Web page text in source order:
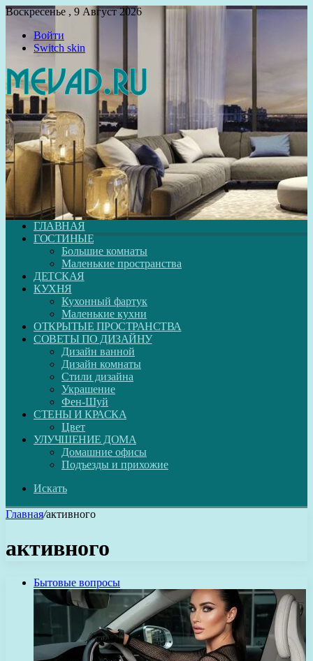
Воскресенье , 9 Август 2026
Войти
Switch skin
ГЛАВНАЯ
ГОСТИНЫЕ
Большие комнаты
Маленькие пространства
ДЕТСКАЯ
КУХНЯ
Кухонный фартук
Маленькие кухни
ОТКРЫТЫЕ ПРОСТРАНСТВА
СОВЕТЫ ПО ДИЗАЙНУ
Дизайн ванной
Дизайн комнаты
Стили дизайна
Украшение
Фен-Шуй
СТЕНЫ И КРАСКА
Цвет
УЛУЧШЕНИЕ ДОМА
Домашние офисы
Подъезды и прихожие
Искать
Главная/активного
активного
Бытовые вопросы